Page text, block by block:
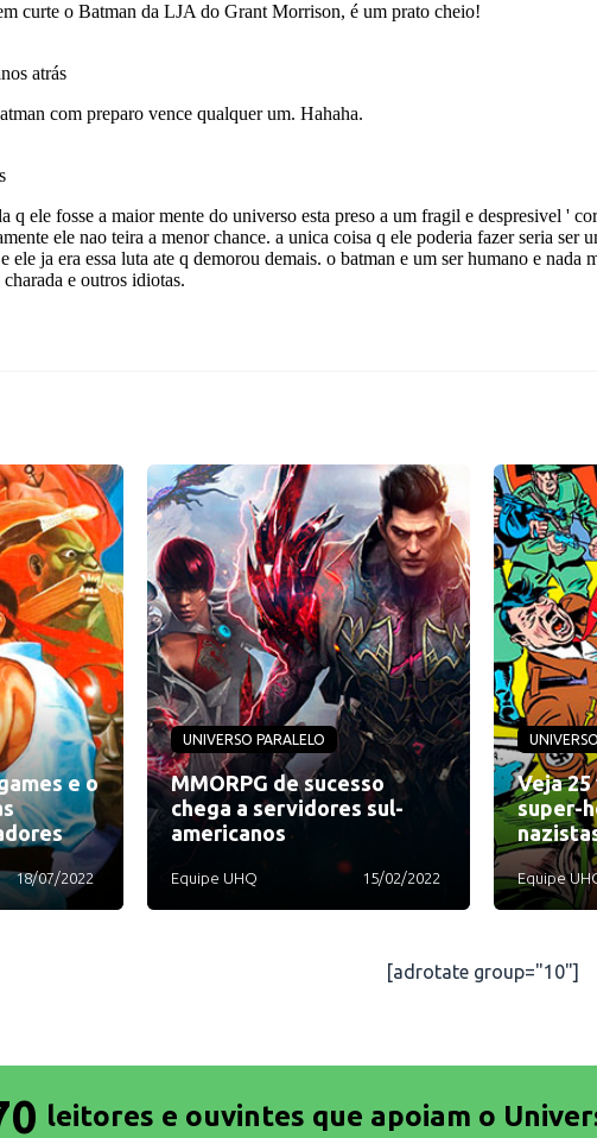
e o
18/07/2022
UNIVERSO PARALELO
MMORPG de sucesso
chega a servidores sul-
americanos
Equipe UHQ 15/02/2022
Veja
super-
Equipe
[adrotate group="10"]
leitores e ouvintes que apoiam o